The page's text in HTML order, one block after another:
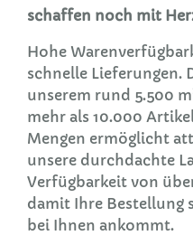
schaffen noch mit
Hohe
schnelle Lieferungen.
unserem rund 5.500
mehr als 10.000
Mengen ermöglicht
unsere durchdachte
Verfügbarkeit von
damit Ihre Bestellung
bei Ihnen ankommt.